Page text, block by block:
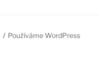
Používáme WordPress